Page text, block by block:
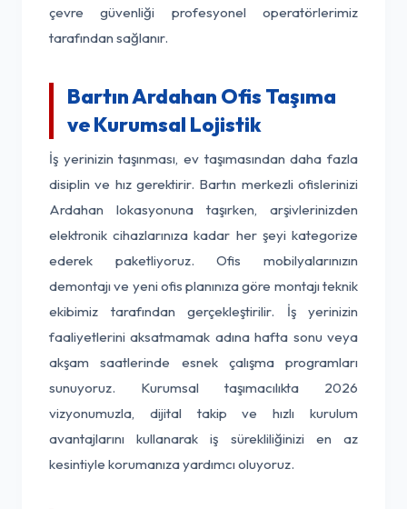
çevre güvenliği profesyonel operatörlerimiz
tarafından sağlanır.
Bartın Ardahan Ofis Taşıma
ve Kurumsal Lojistik
İş yerinizin taşınması, ev taşımasından daha fazla
disiplin ve hız gerektirir. Bartın merkezli ofislerinizi
Ardahan lokasyonuna taşırken, arşivlerinizden
elektronik cihazlarınıza kadar her şeyi kategorize
ederek paketliyoruz. Ofis mobilyalarınızın
demontajı ve yeni ofis planınıza göre montajı teknik
ekibimiz tarafından gerçekleştirilir. İş yerinizin
faaliyetlerini aksatmamak adına hafta sonu veya
akşam saatlerinde esnek çalışma programları
sunuyoruz. Kurumsal taşımacılıkta 2026
vizyonumuzla, dijital takip ve hızlı kurulum
avantajlarını kullanarak iş sürekliliğinizi en az
kesintiyle korumanıza yardımcı oluyoruz.